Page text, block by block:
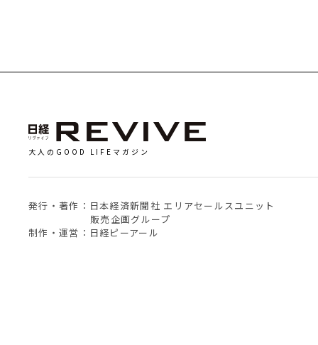
大人のGOOD LIFEマガジン
発行・著作：日本経済新聞社 エリアセールスユニット
販売企画グループ
制作・運営：日経ピーアール